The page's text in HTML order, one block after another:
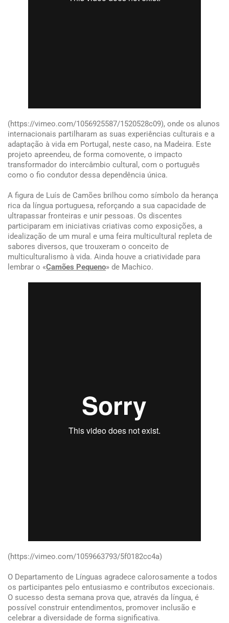
(https://vimeo.com/1056925587/1520528c09), onde os alunos
internacionais partilharam as suas experiências culturais e a
adaptação à vida em Portugal, neste caso, na Madeira. Este
projeto apreendeu, de forma comovente, o impacto
transformador do intercâmbio cultural, com o português
como o fio condutor dessa dependência única.
A figura de Luís de Camões brilhou como símbolo da herança
rica da língua portuguesa, reforçando a sua capacidade de
ultrapassar fronteiras e unir pessoas. Os discentes
participaram em iniciativas criativas como exposições, a
idealização de um mural e uma feira multicultural repleta de
sabores diversos, que trouxeram o conceito de
multiculturalismo à vida. Ainda houve a criatividade para
lembrar o «Camões Pequeno» de Machico.
(https://vimeo.com/1059663793/5f0182cc4a)
O Departamento de Línguas agradece calorosamente a todos
os participantes pelo entusiasmo e contributos excecionais.
O sucesso desta semana prova que, através da língua, é
possível construir entendimentos, promover inclusão e
celebrar a diversidade de forma significativa.